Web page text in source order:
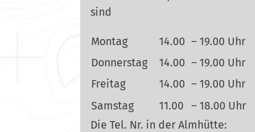
sind
Montag 14.00 – 19.00 Uhr
Donnerstag
14.00 – 19.00 Uhr
Freitag
14.00 – 19.00 Uhr
Samstag
11.00
– 18.00 Uhr
Die Tel. Nr. in der Almhütte: